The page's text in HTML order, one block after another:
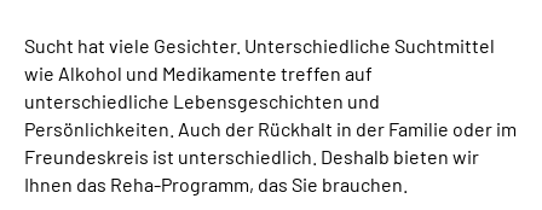
Zuweisende
Suche
Leichte Sprache
Sucht hat viele Gesichter. Unterschiedliche Suchtmittel
wie Alkohol und Medikamente treffen auf
unterschiedliche Lebensgeschichten und
Persönlichkeiten. Auch der Rückhalt in der Familie oder im
Freundeskreis ist unterschiedlich. Deshalb bieten wir
Ihnen das Reha-Programm, das Sie brauchen.